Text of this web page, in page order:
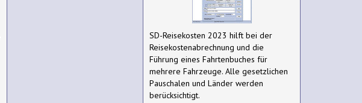
SD-Reisekosten 2023 hilft bei der
Reisekostenabrechnung und die
Führung eines Fahrtenbuches für
mehrere Fahrzeuge. Alle gesetzlichen
Pauschalen und Länder werden
berücksichtigt.